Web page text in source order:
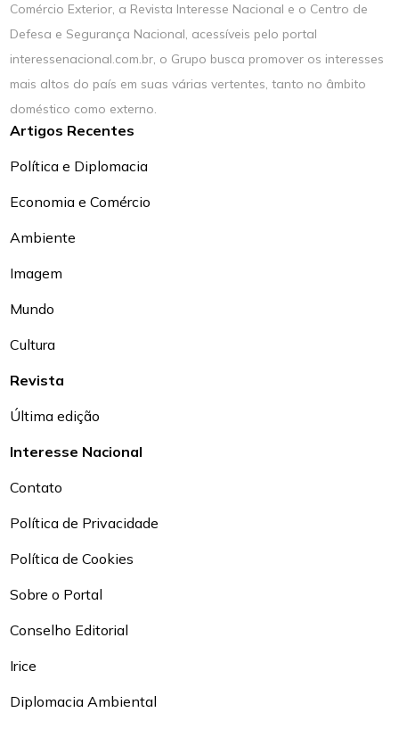
Comércio Exterior, a Revista Interesse Nacional e o Centro de
Defesa e Segurança Nacional, acessíveis pelo portal
interessenacional.com.br, o Grupo busca promover os interesses
mais altos do país em suas várias vertentes, tanto no âmbito
doméstico como externo.
Artigos Recentes
Política e Diplomacia
Economia e Comércio
Ambiente
Imagem
Mundo
Cultura
Revista
Última edição
Interesse Nacional
Contato
Política de Privacidade
Política de Cookies
Sobre o Portal
Conselho Editorial
Irice
Diplomacia Ambiental